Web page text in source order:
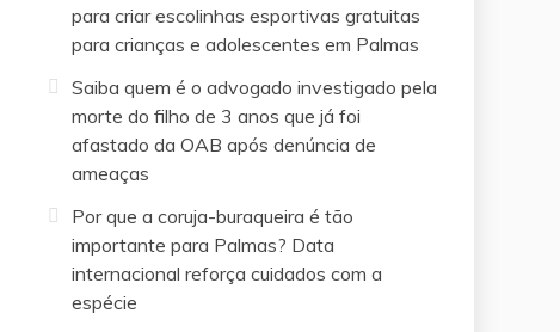
para criar escolinhas esportivas gratuitas
para crianças e adolescentes em Palmas
Saiba quem é o advogado investigado pela
morte do filho de 3 anos que já foi
afastado da OAB após denúncia de
ameaças
Por que a coruja-buraqueira é tão
importante para Palmas? Data
internacional reforça cuidados com a
espécie